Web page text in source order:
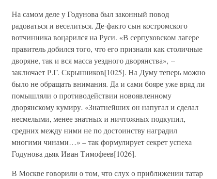
На самом деле у Годунова был законный повод
радоваться и веселиться. Де-факто сын костромского
вотчинника воцарился на Руси. «В серпуховском лагере
правитель добился того, что его признали как столичные
дворяне, так и вся масса уездного дворянства», –
заключает Р.Г. Скрынников[1025]. На Думу теперь можно
было не обращать внимания. Да и сами бояре уже вряд ли
помышляли о противодействии новоявленному
дворянскому кумиру. «Знатнейших он напугал и сделал
несмелыми, менее знатных и ничтожных подкупил,
средних между ними не по достоинству наградил
многими чинами…» – так формулирует секрет успеха
Годунова дьяк Иван Тимофеев[1026].
В Москве говорили о том, что слух о приближении татар